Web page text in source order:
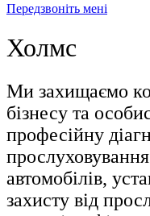
Передзвоніть мені
Холмс
Ми захищаємо
бізнесу та
професійну
автомобілів,
захисту від